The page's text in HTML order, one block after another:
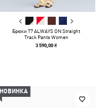
Брюки T7 ALWAYS ON Straight
Track Pants Women
3 590,00 ₴
НОВИНКА